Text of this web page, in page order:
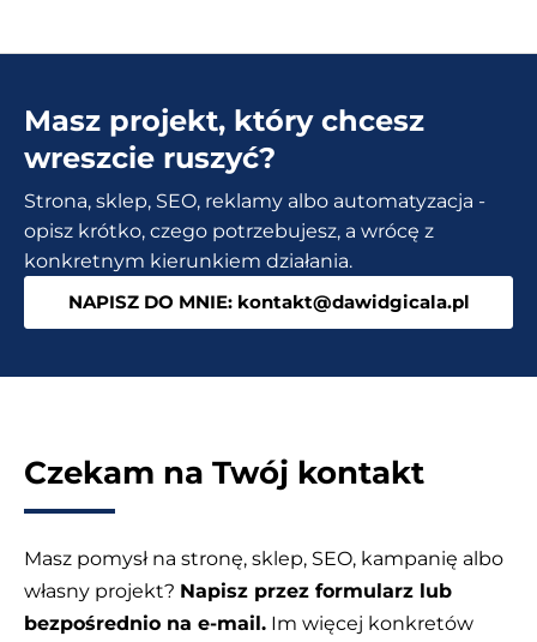
–
rewolucja
wideo
Masz projekt, który chcesz
wreszcie ruszyć?
Strona, sklep, SEO, reklamy albo automatyzacja -
opisz krótko, czego potrzebujesz, a wrócę z
konkretnym kierunkiem działania.
NAPISZ DO MNIE: kontakt@dawidgicala.pl
Czekam na Twój kontakt
Masz pomysł na stronę, sklep, SEO, kampanię albo
własny projekt? Napisz przez formularz lub
bezpośrednio na e-mail. Im więcej konkretów